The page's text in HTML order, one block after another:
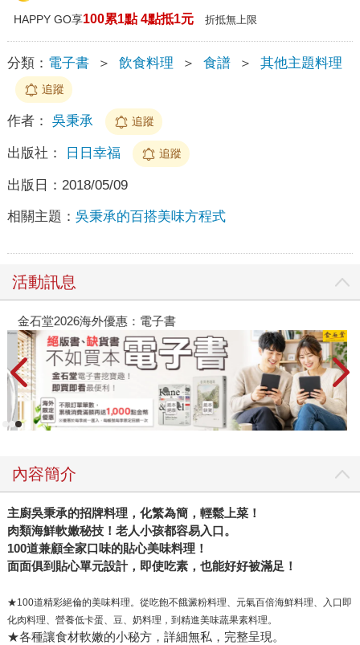
HAPPY GO享100累1點 4點抵1元 折抵無上限
分類： 電子書 ＞ 飲食料理 ＞ 食譜 ＞ 其他主題料理
追蹤
作者： 吳秉承 追蹤
出版社： 日日幸福 追蹤
出版日： 2018/05/09
相關主題： 吳秉承的百搭美味方程式
活動訊息
金石堂2026海外優惠：電子書
內容簡介
主廚吳秉承的招牌料理，化繁為簡，輕鬆上菜！
肉類海鮮軟嫩秘技！老人小孩都容易入口。
100道兼顧全家口味的貼心美味料理！
面面俱到貼心單元設計，即使吃素，也能好好被滿足！
★100道精彩絕倫的美味料理。從吃飽不餓澱粉料理、元氣百倍海鮮料理、入口即
化肉料理、營養低卡蛋、豆、奶料理，到精進美味蔬果素料理。
★各種讓食材軟嫩的小秘方，詳細無私，完整呈現。